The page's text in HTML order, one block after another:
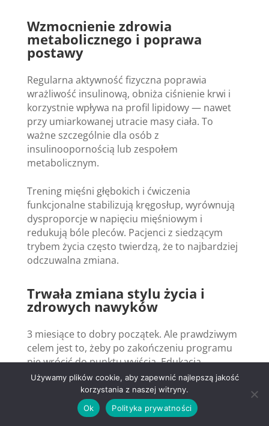
Wzmocnienie zdrowia
metabolicznego i poprawa
postawy
Regularna aktywność fizyczna poprawia
wrażliwość insulinową, obniża ciśnienie krwi i
korzystnie wpływa na profil lipidowy — nawet
przy umiarkowanej utracie masy ciała. To
ważne szczególnie dla osób z
insulinoopornością lub zespołem
metabolicznym.
Trening mięśni głębokich i ćwiczenia
funkcjonalne stabilizują kręgosłup, wyrównują
dysproporcje w napięciu mięśniowym i
redukują bóle pleców. Pacjenci z siedzącym
trybem życia często twierdzą, że to najbardziej
odczuwalna zmiana.
Trwała zmiana stylu życia i
zdrowych nawyków
3 miesiące to dobry początek. Ale prawdziwym
celem jest to, żeby po zakończeniu programu
nie wrócić do punktu wyjścia. Edukacja
żywieniowa, świadomość własnego ciała i
wypracowany nawyk regularnego ruchu to
narzędzia, które zostają z Tobą niezależnie od
tego, czy nadal pracujesz z trenerem.
Używamy plików cookie, aby zapewnić najlepszą jakość
korzystania z naszej witryny.
Ok
Polityka prywatności